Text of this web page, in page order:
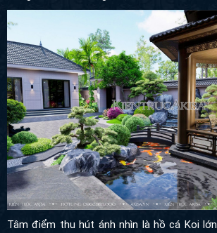
Tâm điểm thu hút ánh nhìn là hồ cá Koi